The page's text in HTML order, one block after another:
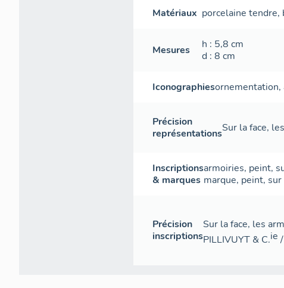
Matériaux porcelaine tendre,
Mesures h : 5,8cm
d : 8cm
Iconographiesornementation,
Précision
représentationsSur la face,
Inscriptions
& marques
armoiries, peint,
marque, peint,
Précision
inscriptions
Sur la face, les
PILLIVUYT & C.ie